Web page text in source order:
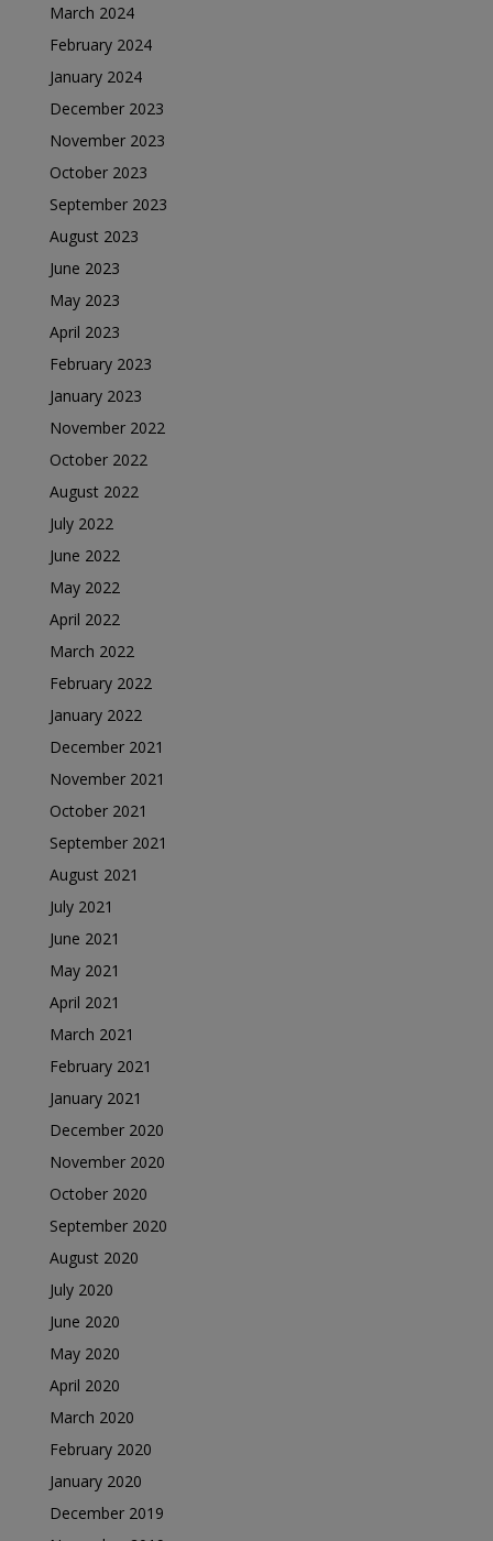
March 2024
February 2024
January 2024
December 2023
November 2023
October 2023
September 2023
August 2023
June 2023
May 2023
April 2023
February 2023
January 2023
November 2022
October 2022
August 2022
July 2022
June 2022
May 2022
April 2022
March 2022
February 2022
January 2022
December 2021
November 2021
October 2021
September 2021
August 2021
July 2021
June 2021
May 2021
April 2021
March 2021
February 2021
January 2021
December 2020
November 2020
October 2020
September 2020
August 2020
July 2020
June 2020
May 2020
April 2020
March 2020
February 2020
January 2020
December 2019